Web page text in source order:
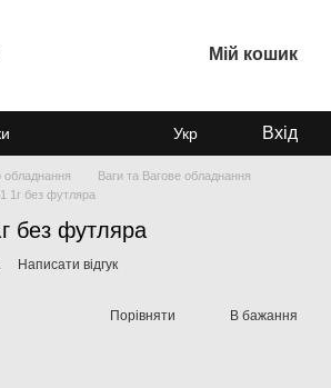
Мій кошик
Укр Вхід
обладнання
Ваги та Вагове обладнання
1г без футляра
без футляра
Написати відгук
Порівняти В бажання